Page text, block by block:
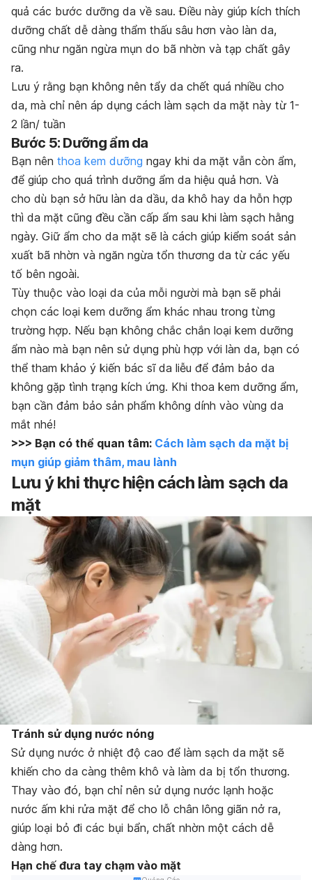
quả các bước dưỡng da về sau. Điều này giúp kích thích
dưỡng chất dễ dàng thẩm thấu sâu hơn vào làn da,
cũng như ngăn ngừa mụn do bã nhờn và tạp chất gây
ra.
Lưu ý rằng bạn không nên tẩy da chết quá nhiều cho
da, mà chỉ nên áp dụng cách làm sạch da mặt này từ 1-
2 lần/ tuần
Bước 5: Dưỡng ẩm da
Bạn nên thoa kem dưỡng ngay khi da mặt vẫn còn ẩm,
để giúp cho quá trình dưỡng ẩm da hiệu quả hơn. Và
cho dù bạn sở hữu làn da dầu, da khô hay da hỗn hợp
thì da mặt cũng đều cần cấp ẩm sau khi làm sạch hằng
ngày. Giữ ẩm cho da mặt sẽ là cách giúp kiểm soát sản
xuất bã nhờn và ngăn ngừa tổn thương da từ các yếu
tố bên ngoài.
Tùy thuộc vào loại da của mỗi người mà bạn sẽ phải
chọn các loại kem dưỡng ẩm khác nhau trong từng
trường hợp. Nếu bạn không chắc chắn loại kem dưỡng
ẩm nào mà bạn nên sử dụng phù hợp với làn da, bạn có
thể tham khảo ý kiến bác sĩ da liễu để đảm bảo da
không gặp tình trạng kích ứng. Khi thoa kem dưỡng ẩm,
bạn cần đảm bảo sản phẩm không dính vào vùng da
mắt nhé!
>>> Bạn có thể quan tâm: Cách làm sạch da mặt bị
mụn giúp giảm thâm, mau lành
Lưu ý khi thực hiện cách làm sạch da
mặt
Tránh sử dụng nước nóng
Sử dụng nước ở nhiệt độ cao để làm sạch da mặt sẽ
khiến cho da càng thêm khô và làm da bị tổn thương.
Thay vào đó, bạn chỉ nên sử dụng nước lạnh hoặc
nước ấm khi rửa mặt để cho lỗ chân lông giãn nở ra,
giúp loại bỏ đi các bụi bẩn, chất nhờn một cách dễ
dàng hơn.
Hạn chế đưa tay chạm vào mặt